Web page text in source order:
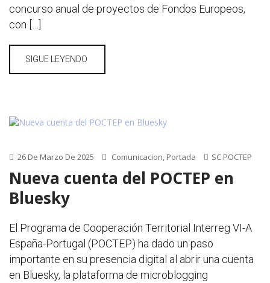
concurso anual de proyectos de Fondos Europeos,
con […]
SIGUE LEYENDO
26 De Marzo De 2025 Comunicacion, Portada SC POCTEP
Nueva cuenta del POCTEP en
Bluesky
El Programa de Cooperación Territorial Interreg VI-A
España-Portugal (POCTEP) ha dado un paso
importante en su presencia digital al abrir una cuenta
en Bluesky, la plataforma de microblogging